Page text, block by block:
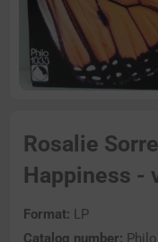
Rosalie
Happiness -
Format: LP
Catalog number: